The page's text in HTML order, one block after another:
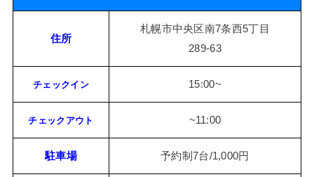
住所
札幌市中央区南7条西5丁目
289-63
チェックイン 15:00~
チェックアウト ~11:00
駐車場 予約制7台/1,000円